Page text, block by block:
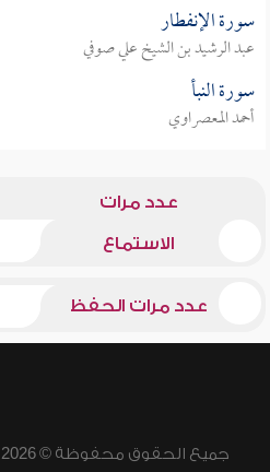
سورة الإنفطار
عبد الرشيد بن الشيخ علي صوفي
سورة النبأ
أحمد المعصراوي
عدد مرات
الاستماع
عدد مرات الحفظ
جميع الحقوق محفوظة © 2026 - 1998 لشبكة إسلام ويب